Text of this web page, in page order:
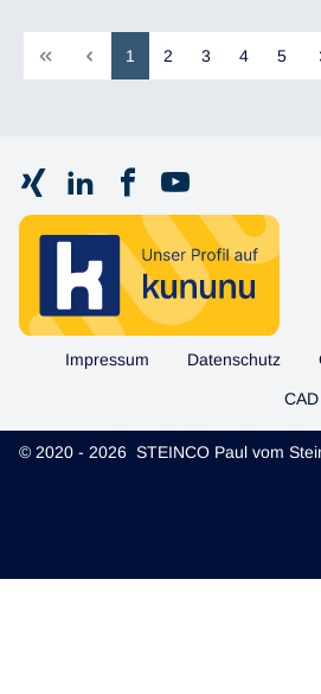
1 2 3 4 5
Impressum Datenschutz
© 2020 - 2026 STEINCO Paul vom